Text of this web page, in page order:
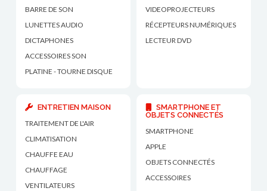
BARRE DE SON
LUNETTES AUDIO
DICTAPHONES
ACCESSOIRES SON
PLATINE - TOURNE DISQUE
VIDEOPROJECTEURS
RÉCEPTEURS NUMÉRIQUES
LECTEUR DVD
ENTRETIEN MAISON
TRAITEMENT DE L'AIR
CLIMATISATION
CHAUFFE EAU
CHAUFFAGE
VENTILATEURS
SMARTPHONE ET
OBJETS CONNECTÉS
SMARTPHONE
APPLE
OBJETS CONNECTÉS
ACCESSOIRES